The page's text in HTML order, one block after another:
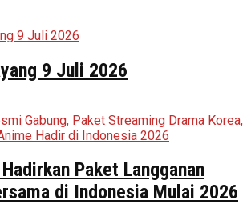
9 Juli 2026
Paket Langganan
di Indonesia Mulai 2026